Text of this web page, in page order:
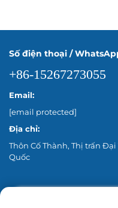
Số điện thoại /
+86-15267273055
Email:
[email protected]
Địa chỉ:
Thôn Cố Thành, Thị trấn
Quốc